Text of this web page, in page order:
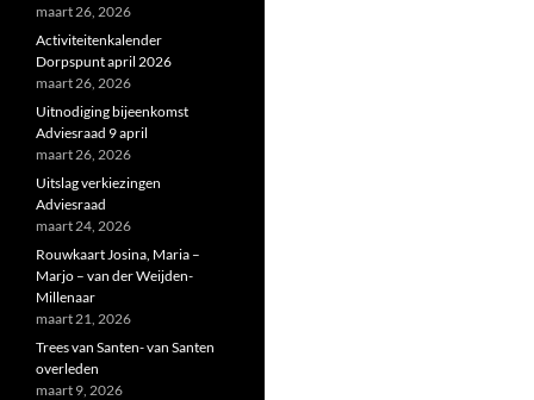
maart 26, 2026
Activiteitenkalender
Dorpspunt april 2026
maart 26, 2026
Uitnodiging bijeenkomst
Adviesraad 9 april
maart 26, 2026
Uitslag verkiezingen
Adviesraad
maart 24, 2026
Rouwkaart Josina, Maria –
Marjo – van der Weijden-
Millenaar
maart 21, 2026
Trees van Santen- van Santen
overleden
maart 9, 2026